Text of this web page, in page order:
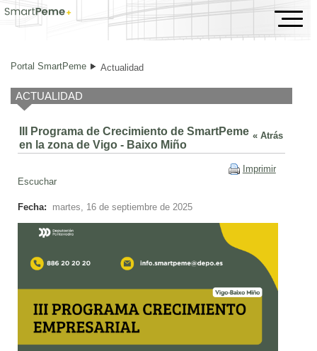
III Programa de Crecimiento de SmartPeme en la
Portal SmartPeme Actualidad
ACTUALIDAD
« Atrás
III Programa de Crecimiento de SmartPeme
en la zona de Vigo - Baixo Miño
Imprimir
Escuchar
Fecha: martes, 16 de septiembre de 2025